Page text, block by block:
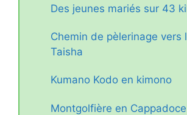
Des jeunes mariés sur 43
Chemin de pèlerinage vers
Taisha
Kumano Kodo en kimono
Montgolfière en Cappadoce